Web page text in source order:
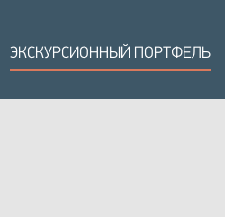
ЭКСКУРСИОННЫЙ ПОРТФЕЛЬ